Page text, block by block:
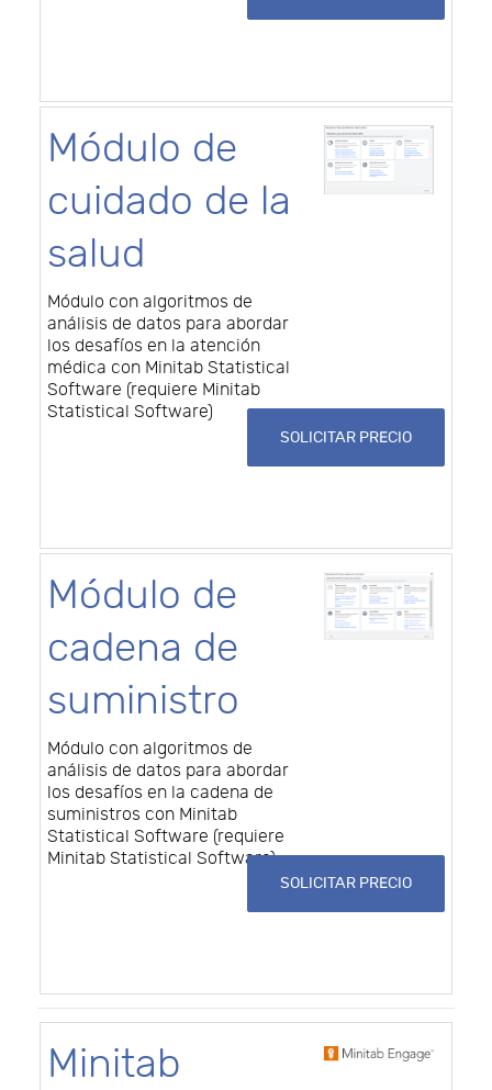
Módulo de
cuidado de la
salud
Módulo con algoritmos de
análisis de datos para abordar
los desafíos en la atención
médica con Minitab Statistical
Software (requiere Minitab
Statistical Software)
SOLICITAR PRECIO
Módulo de
cadena de
suministro
Módulo con algoritmos de
análisis de datos para abordar
los desafíos en la cadena de
suministros con Minitab
Statistical Software (requiere
Minitab Statistical Software)
SOLICITAR PRECIO
Minitab